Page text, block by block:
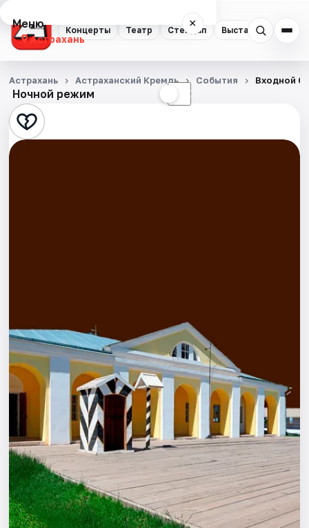
Концерты Театр Стендап Выставки
Меню ×
Астрахань
Концерты
Театр
Стендап
Города
Площадки
Артисты
Рейтинги
Ночной режим ☾
Астрахань Астраханский Кремль События Входной